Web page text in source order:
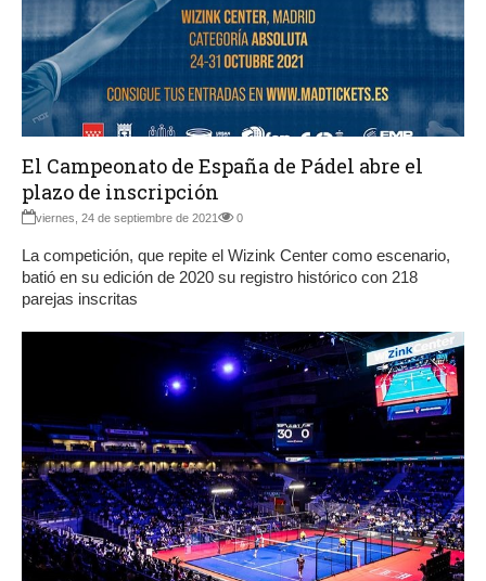
El Campeonato de España de Pádel abre el
plazo de inscripción
viernes, 24 de septiembre de 2021 0
La competición, que repite el Wizink Center como escenario,
batió en su edición de 2020 su registro histórico con 218
parejas inscritas